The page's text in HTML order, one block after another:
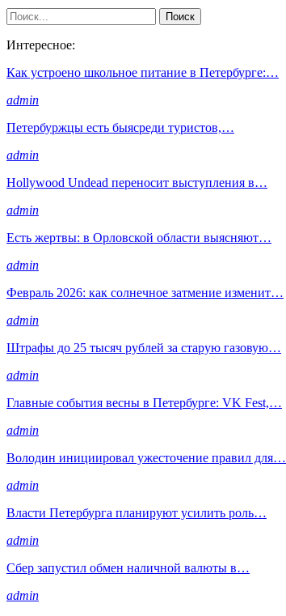
Интересное:
Как устроено школьное питание в Петербурге:…
admin
Петербуржцы есть быясреди туристов,…
admin
Hollywood Undead переносит выступления в…
admin
Есть жертвы: в Орловской области выясняют…
admin
Февраль 2026: как солнечное затмение изменит…
admin
Штрафы до 25 тысяч рублей за старую газовую…
admin
Главные события весны в Петербурге: VK Fest,…
admin
Володин инициировал ужесточение правил для…
admin
Власти Петербурга планируют усилить роль…
admin
Сбер запустил обмен наличной валюты в…
admin